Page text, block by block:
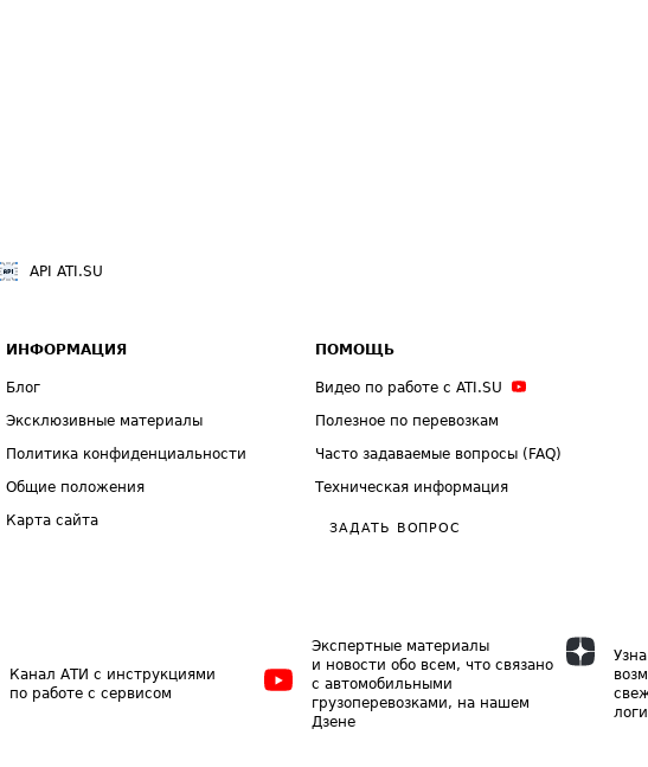
API ATI.SU
ИНФОРМАЦИЯ
Блог
Эксклюзивные материалы
Политика конфиденциальности
Общие положения
Карта сайта
ПОМОЩЬ
Видео по работе с ATI.SU
Полезное по перевозкам
Часто задаваемые вопросы (FAQ)
Техническая информация
ЗАДАТЬ ВОПРОС
Канал АТИ с инструкциями
по работе с сервисом
Экспертные материалы
и новости обо всем, что связано
с автомобильными
грузоперевозками, на нашем
Дзене